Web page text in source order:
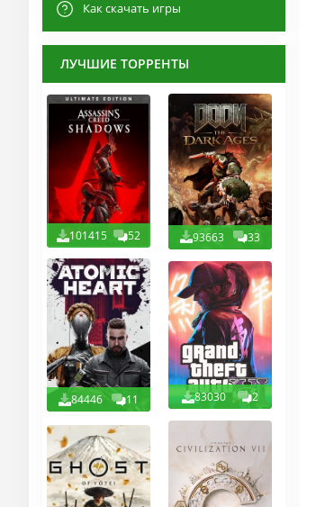
Как скачать игры
ЛУЧШИЕ ТОРРЕНТЫ
101415 52 93663 33
84446 11 83030 2